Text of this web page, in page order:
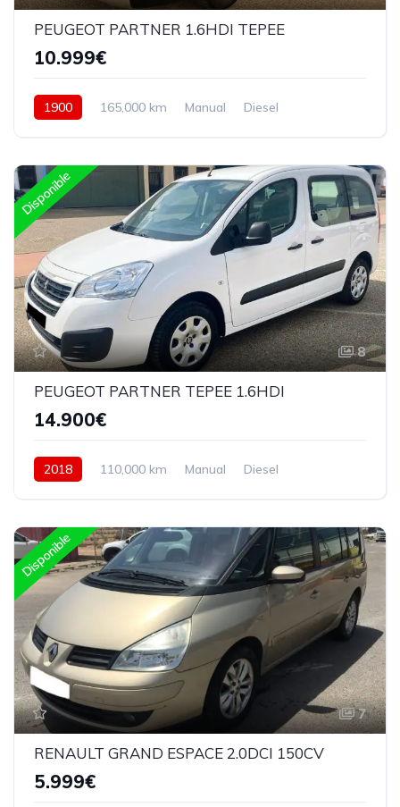
PEUGEOT PARTNER 1.6HDI TEPEE
10.999€
1900 165,000 km Manual
Diesel
Disponible
8
PEUGEOT PARTNER TEPEE 1.6HDI
14.900€
2018 110,000 km Manual
Diesel
Disponible
7
RENAULT GRAND ESPACE 2.0DCI 150CV
5.999€